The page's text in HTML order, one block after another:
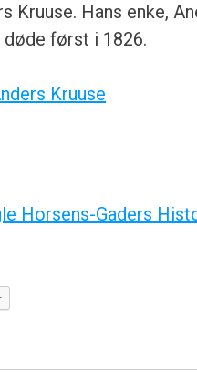
Kruuse. Hans enke,
døde først i 1826.
Kruuse
Horsens-Gaders